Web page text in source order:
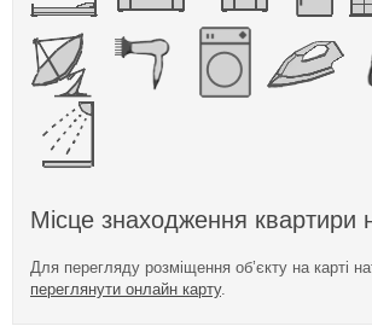
Місце знаходження квартири
Для перегляду розміщення об’єкту на карті
переглянути онлайн карту.